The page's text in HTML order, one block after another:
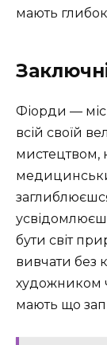
мають
Фіорди —
всій своїй
мистецтвом,
бути світ
вивчати без
художником
мають що